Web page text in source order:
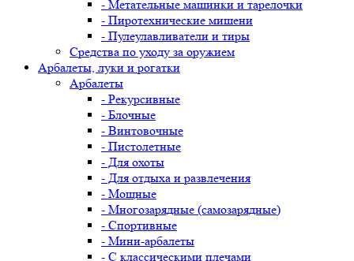
- Метательные машинки и тарелочки
- Пиротехнические мишени
- Пулеулавливатели и тиры
Средства по уходу за оружием
Арбалеты, луки и рогатки
Арбалеты
- Рекурсивные
- Блочные
- Винтовочные
- Пистолетные
- Для охоты
- Для отдыха и развлечения
- Мощные
- Многозарядные (самозарядные)
- Спортивные
- Мини-арбалеты
- С классическими плечами